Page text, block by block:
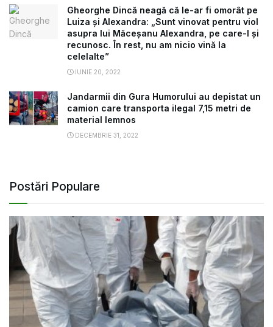
Gheorghe Dincă neagă că le-ar fi omorât pe
Luiza și Alexandra: „Sunt vinovat pentru viol
asupra lui Măceşanu Alexandra, pe care-l şi
recunosc. În rest, nu am nicio vină la
celelalte”
IUNIE 20, 2022
Jandarmii din Gura Humorului au depistat un
camion care transporta ilegal 7,15 metri de
material lemnos
DECEMBRIE 31, 2022
Postări Populare